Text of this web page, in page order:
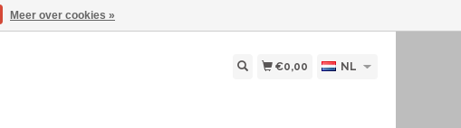
€0,00 NL
Meer over cookies »